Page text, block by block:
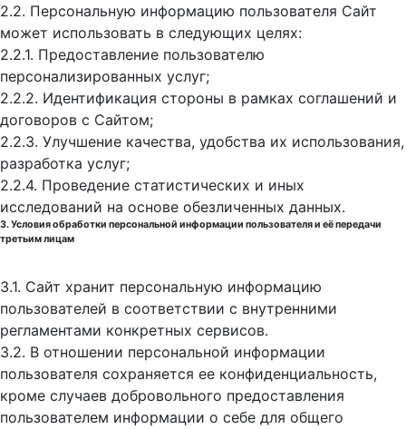
2.2. Персональную информацию пользователя Сайт
может использовать в следующих целях:
2.2.1. Предоставление пользователю
персонализированных услуг;
2.2.2. Идентификация стороны в рамках соглашений и
договоров с Сайтом;
2.2.3. Улучшение качества, удобства их использования,
разработка услуг;
2.2.4. Проведение статистических и иных
исследований на основе обезличенных данных.
3. Условия обработки персональной информации пользователя и её передачи
третьим лицам
3.1. Сайт хранит персональную информацию
пользователей в соответствии с внутренними
регламентами конкретных сервисов.
3.2. В отношении персональной информации
пользователя сохраняется ее конфиденциальность,
кроме случаев добровольного предоставления
пользователем информации о себе для общего